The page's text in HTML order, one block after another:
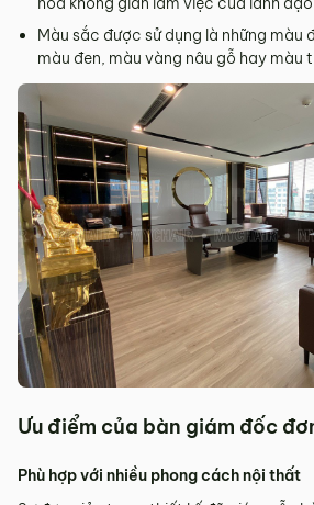
Màu sắc được sử dụng là những màu
màu đen, màu vàng nâu gỗ hay màu
Ưu điểm của bàn giám đốc
Phù hợp với nhiều phong cách nội thất